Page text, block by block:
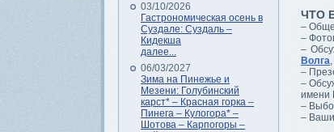
03/10/2026
Гастрономическая осень в
Суздале: Суздаль –
Кидекша
далее...
06/03/2027
Зима на Пинежье и
Мезени: Голубинский
карст* – Красная горка –
Пинега – Кулогора* –
Шотова – Карпогоры –
ЧТО
–
–
–
Волга,
–
–
имени
–
– Ваши